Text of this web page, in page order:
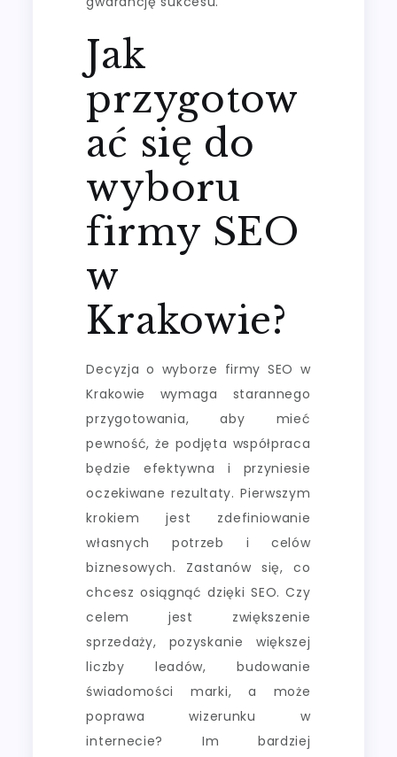
Jak
przygotow
ać się do
wyboru
firmy SEO
w
Krakowie?
Decyzja o wyborze firmy SEO w
Krakowie wymaga starannego
przygotowania, aby mieć
pewność, że podjęta współpraca
będzie efektywna i przyniesie
oczekiwane rezultaty. Pierwszym
krokiem jest zdefiniowanie
własnych potrzeb i celów
biznesowych. Zastanów się, co
chcesz osiągnąć dzięki SEO. Czy
celem jest zwiększenie
sprzedaży, pozyskanie większej
liczby leadów, budowanie
świadomości marki, a może
poprawa wizerunku w
internecie? Im bardziej